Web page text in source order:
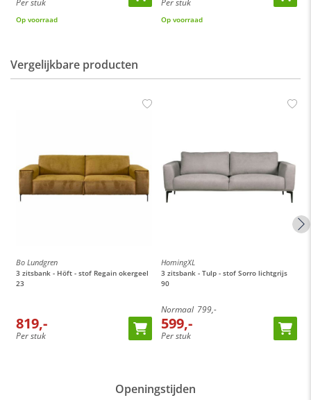
Per stuk
Op voorraad
Per stuk
Op voorraad
Vergelijkbare producten
Bo Lundgren
3 zitsbank - Höft - stof Regain okergeel
23
819,-
Per stuk
HomingXL
3 zitsbank - Tulp - stof Sorro lichtgrijs
90
Normaal 799,-
599,-
Per stuk
Openingstijden